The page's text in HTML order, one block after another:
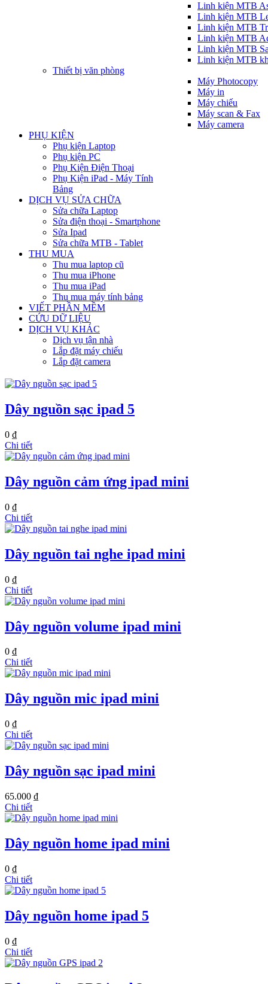
Linh kiện MTB
Linh kiện MTB
Linh kiện MTB
Linh kiện MTB
Linh kiện MTB
Linh kiện MTB
Thiết bị văn phòng
Máy Photocopy
Máy in
Máy chiếu
Máy scan & Fax
Máy camera
PHỤ KIỆN
Phụ kiện Laptop
Phụ kiện PC
Phụ Kiện Điện Thoại
Phụ Kiện iPad - Máy Tính
Bảng
DỊCH VỤ SỬA CHỮA
Sửa chữa Laptop
Sửa điện thoại - Smartphone
Sửa Ipad
Sửa chữa MTB - Tablet
THU MUA
Thu mua laptop cũ
Thu mua iPhone
Thu mua iPad
Thu mua máy tính bảng
VIẾT PHẦN MỀM
CỨU DỮ LIỆU
DỊCH VỤ KHÁC
Dịch vụ tận nhà
Lắp đặt máy chiếu
Lắp đặt camera
Dây nguồn sạc ipad 5
0 ₫
Chi tiết
Dây nguồn cảm ứng ipad mini
0 ₫
Chi tiết
Dây nguồn tai nghe ipad mini
0 ₫
Chi tiết
Dây nguồn volume ipad mini
0 ₫
Chi tiết
Dây nguồn mic ipad mini
0 ₫
Chi tiết
Dây nguồn sạc ipad mini
65.000 ₫
Chi tiết
Dây nguồn home ipad mini
0 ₫
Chi tiết
Dây nguồn home ipad 5
0 ₫
Chi tiết